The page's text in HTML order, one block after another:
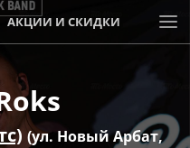
АКЦИИ И СКИДКИ
(ул. Новый Арбат,